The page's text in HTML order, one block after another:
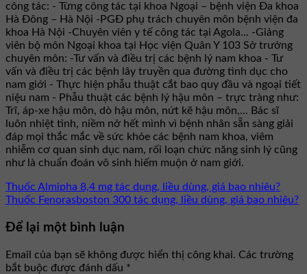
công tác: - Từng công tác tại khoa Ngoại – bệnh viện Đa khoa
Hà Đông – Hà Nội -PGĐ phụ trách chuyên môn bệnh viện đa
khoa Hà Nội -Chuyên viên y tế công tác tại Agola... -Giảng
viên bộ môn Ngoại khoa tại Học viện Quân Y 103 Sở trưởng
chuyên môn: -Tư vấn và điều trị các bệnh lý nam khoa - Tư
vấn và điều trị các bệnh lây truyền qua đường tình dục cho
nam giới - Thực hiện phẫu thuật cắt bao quy đầu và ngoại tiết
niệu nam - Phẫu thuật các bệnh lý hậu môn – trực tràng như:
Trĩ, áp-xe hậu môn, dò hậu môn, nứt kẽ hậu môn,... Bác sĩ
luôn nhiệt tình, niềm nở hết mình vì bệnh nhân sẵn sàng giải
đáp mọi thắc mắc về sức khỏe các bệnh nam khoa, viêm
nhiễm cơ quan sinh dục nam, rối loạn chức năng sinh lý cũng
như là chuẩn đoán vô sinh hiếm muộn ở nam giới.
Thuốc Almipha 8,4 mg tác dụng, liều dùng, giá bao nhiêu?
Thuốc Fenorasboston 300 tác dụng, liều dùng, giá bao nhiêu?
Để lại một bình luận
Email của bạn sẽ không được hiển thị công khai. Các trường
bắt buộc được đánh dấu *